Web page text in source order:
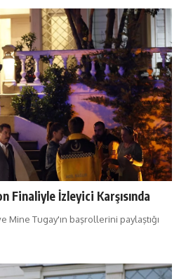
Finaliyle İzleyici Karşısında
Mine Tugay'ın başrollerini paylaştığı